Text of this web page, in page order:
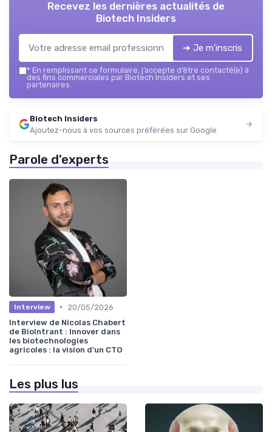
Recevez les dernières actualités de
Biotech Insiders
➔ Je m'inscris
* En remplissant ce formulaire, j’accepte d’être contacté(e) à
des fins commerciales par Biotech Insiders et ses
partenaires.
Biotech Insiders
Ajoutez-nous à vos sources préférées sur Google
Parole d'experts
Interview •
20/05/2026
Interview de Nicolas Chabert
de BioIntrant : Innover dans
les biotechnologies
agricoles : la vision d’un CTO
Les plus lus